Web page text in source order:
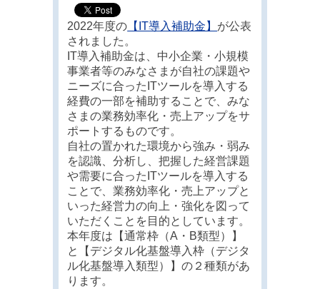
2022年度の 【IT導入補助金】 が公表
されました。
IT導入補助金は、中小企業・小規模
事業者等のみなさまが自社の課題や
ニーズに合ったITツールを導入する
経費の一部を補助することで、みな
さまの業務効率化・売上アップをサ
ポートするものです。
自社の置かれた環境から強み・弱み
を認識、分析し、把握した経営課題
や需要に合ったITツールを導入する
ことで、業務効率化・売上アップと
いった経営力の向上・強化を図って
いただくことを目的としています。
本年度は【通常枠（A・B類型）】
と【デジタル化基盤導入枠（デジタ
ル化基盤導入類型）】の２種類があ
ります。